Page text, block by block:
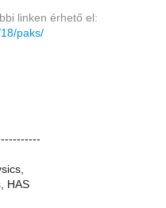
linken érhető el:
paks/
HAS